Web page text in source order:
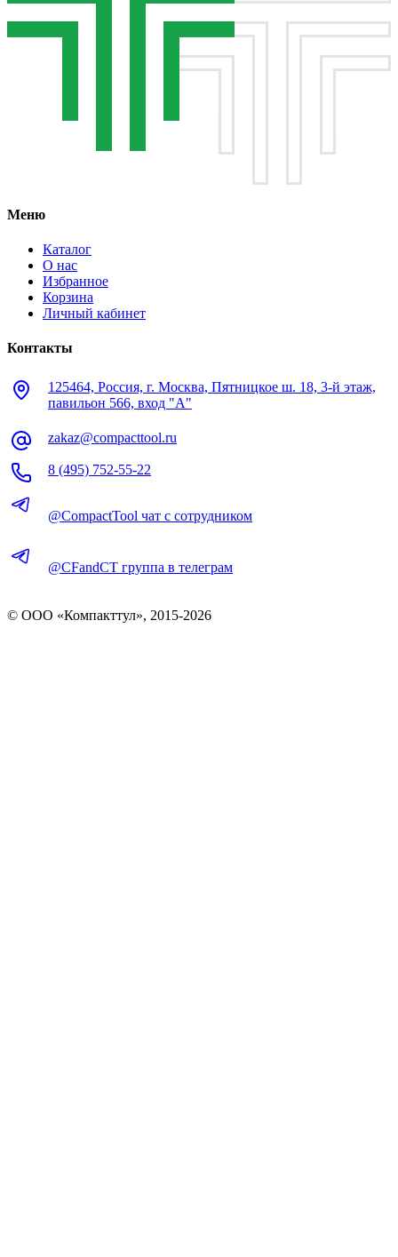
Меню
Каталог
О нас
Избранное
Корзина
Личный кабинет
Контакты
125464, Россия, г. Москва, Пятницкое ш. 18, 3-й этаж,
павильон 566, вход "А"
zakaz@compacttool.ru
8 (495) 752-55-22
@CompactTool чат с сотрудником
@CFandCT группа в телеграм
© OOO «Компакттул», 2015-2026